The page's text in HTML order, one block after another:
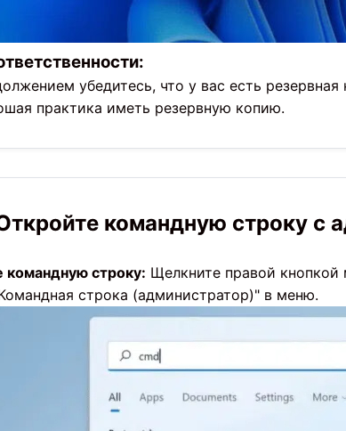
убедитесь, что у вас есть
практика иметь резервную копию.
командную строку с
командную строку: Щелкните правой
строка (администратор)" в меню.